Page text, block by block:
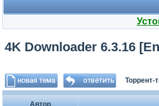
4K Downloader 6.3.16
Торрент-
Автор